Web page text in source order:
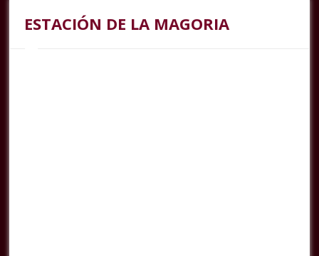
ESTACIÓN DE LA MAGORIA